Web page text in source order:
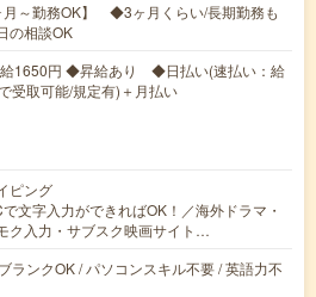
月～勤務OK】 ◆3ヶ月くらい/長期勤務も
の相談OK
給1650円 ◆昇給あり ◆日払い(速払い：給
受取可能/規定有)＋月払い
ピング
文字入力ができればOK！／海外ドラマ・
ク入力・サブスク映画サイト…
ランクOK / パソコンスキル不要 / 英語力不